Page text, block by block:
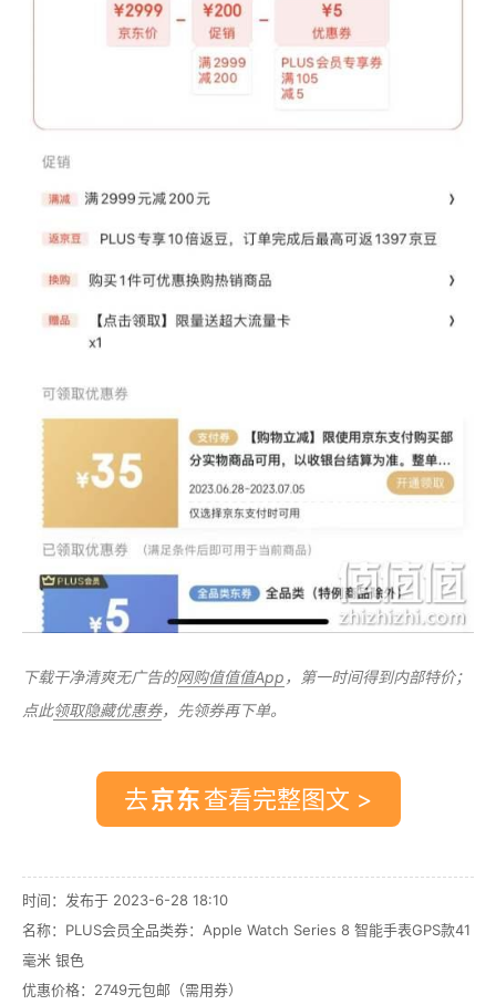
下载干净清爽无广告的网购值值值App ，第一时间得到内部特价；
点此领取隐藏优惠券，先领券再下单。
去 查看完整图文 >
时间：发布于 2023-6-28 18:10
名称： PLUS会员全品类券：Apple Watch Series 8 智能手表GPS款41
毫米 银色
优惠价格： 2749元包邮（需用券）